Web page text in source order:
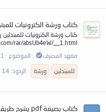
كتاب ورشة الكترونيات
كتاب ورشة الكترونيات للمبتدئين
rar/absUb4eW/__1.html
معهد المحترف
الموضوع 1 فبراير 2012
للمبتدئين
ورشة الردود: 14
كتاب بصيغة pdf يشرح طريقة الشغل بالمبرمجة